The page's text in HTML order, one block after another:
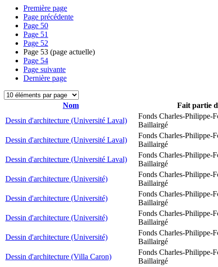
Première page
Page précédente
Page 50
Page 51
Page 52
Page 53 (page actuelle)
Page 54
Page suivante
Dernière page
Nom
Fait partie
Dessin d'architecture (Université Laval)
Fonds Charles-Philippe-
Baillairgé
Dessin d'architecture (Université Laval)
Fonds Charles-Philippe-
Baillairgé
Dessin d'architecture (Université Laval)
Fonds Charles-Philippe-
Baillairgé
Dessin d'architecture (Université)
Fonds Charles-Philippe-
Baillairgé
Dessin d'architecture (Université)
Fonds Charles-Philippe-
Baillairgé
Dessin d'architecture (Université)
Fonds Charles-Philippe-
Baillairgé
Dessin d'architecture (Université)
Fonds Charles-Philippe-
Baillairgé
Dessin d'architecture (Villa Caron)
Fonds Charles-Philippe-
Baillairgé